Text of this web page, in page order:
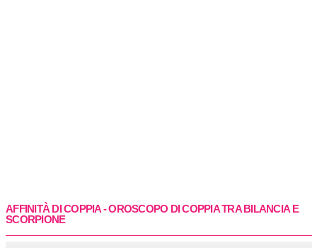
AFFINITÀ DI COPPIA - OROSCOPO DI COPPIA TRABILANCIA E
SCORPIONE